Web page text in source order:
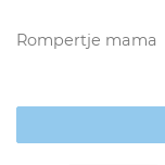
Rompertje mama